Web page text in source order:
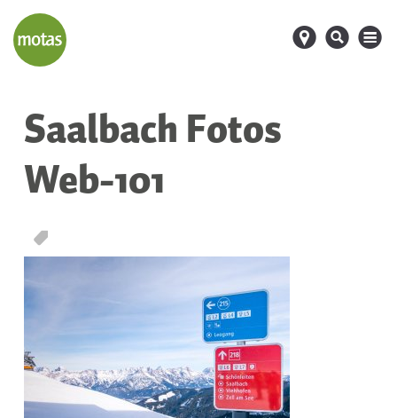
d s M
Saalbach Fotos
Web-101
T